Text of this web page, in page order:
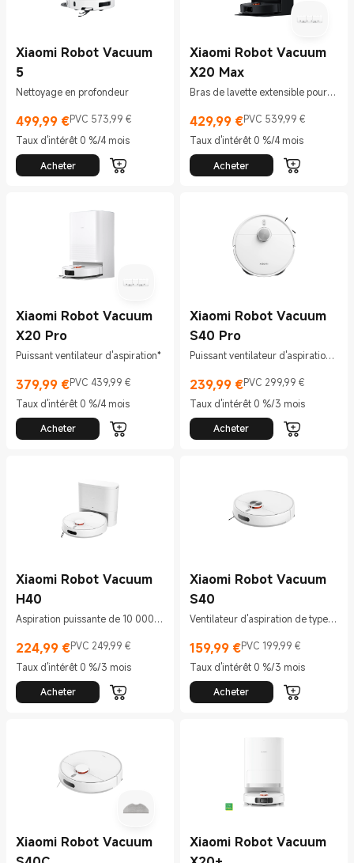
Xiaomi Robot Vacuum
5
Nettoyage en profondeur
499,99 €
Current Price €499.99
PVC 573,99 €
Prix de vente 573,99 €
Taux d'intérêt 0 %/4 mois
Acheter
Xiaomi Robot Vacuum
X20 Max
Bras de lavette extensible pour
429,99€
Current Price €429.99
PVC 539,99 €
Prix de vente 539,99 €
Taux d'intérêt 0 %/4 mois
Acheter
Xiaomi Robot Vacuum
X20 Pro
Puissant ventilateur d'aspiration*
379,99 €
Current Price €379.99
PVC 439,99 €
Prix de vente 439,99 €
Taux d'intérêt 0 %/4 mois
Acheter
Xiaomi Robot Vacuum
S40 Pro
Puissant ventilateur d'aspiration
239,99€
Current Price €239.99
PVC 299,99 €
Prix de vente 299,99 €
Taux d'intérêt 0 %/3 mois
Acheter
Xiaomi Robot Vacuum
H40
Aspiration puissante de 10 000
224,99 €
Current Price €224.99
PVC 249,99 €
Prix de vente 249,99 €
Taux d'intérêt 0 %/3 mois
Acheter
Xiaomi Robot Vacuum
S40
Ventilateur d'aspiration de type
159,99€
Current Price €159.99
PVC 199,99 €
Prix de vente 199,99 €
Taux d'intérêt 0 %/3 mois
Acheter
Xiaomi Robot Vacuum
Xiaomi Robot Vacuum